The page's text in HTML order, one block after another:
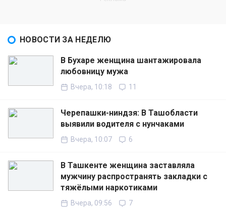
НОВОСТИ ЗА НЕДЕЛЮ
В Бухаре женщина шантажировала
любовницу мужа
Вчера, 10:18 11
Черепашки-ниндзя: В Ташобласти
выявили водителя с нунчаками
Вчера, 10:07 6
В Ташкенте женщина заставляла
мужчину распространять закладки с
тяжёлыми наркотиками
Вчера, 09:56 7